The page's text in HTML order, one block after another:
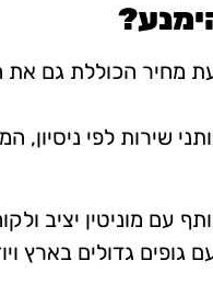
מחיר הכוללת גם את
שירות לפי ניסיון,
עם מוניטין יציב
גופים גדולים בארץ